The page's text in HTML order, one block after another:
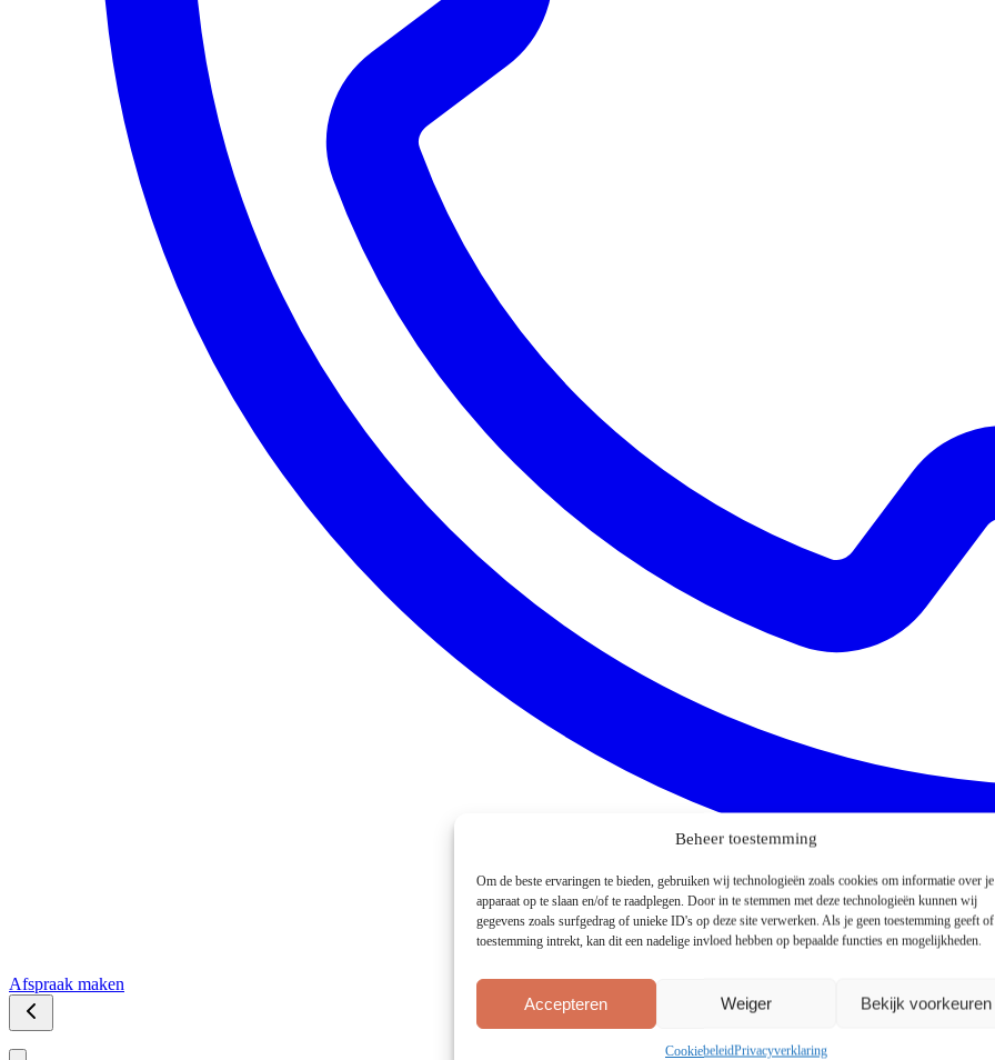
Beheer toestemming
Om de beste ervaringen te bieden, gebruiken wij technologieën zoals cookies om informatie over je
apparaat op te slaan en/of te raadplegen. Door in te stemmen met deze technologieën kunnen wij
gegevens zoals surfgedrag of unieke ID's op deze site verwerken. Als je geen toestemming geeft
toestemming intrekt, kan dit een nadelige invloed hebben op bepaalde functies en mogelijkheden.
Accepteren Weiger Bekijk voorkeuren
CookiebeleidPrivacyverklaring
Afspraak maken